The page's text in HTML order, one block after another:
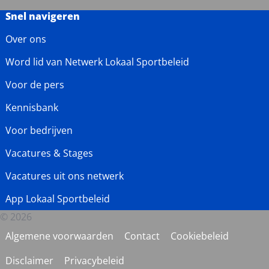
Snel navigeren
Over ons
Word lid van Netwerk Lokaal Sportbeleid
Voor de pers
Kennisbank
Voor bedrijven
Vacatures & Stages
Vacatures uit ons netwerk
App Lokaal Sportbeleid
© 2026
Algemene voorwaarden
Contact
Cookiebeleid
Disclaimer
Privacybeleid